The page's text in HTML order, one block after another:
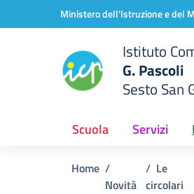
Vai ai contenuti
Vai al menu di navigazioneMinistero dell'Istruzione e del
Istituto
G. Pascoli
Sesto San
Scuola Servizi
Home
Novità
Le
circolari